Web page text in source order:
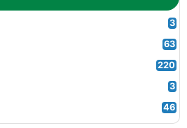
3
63
220
3
46